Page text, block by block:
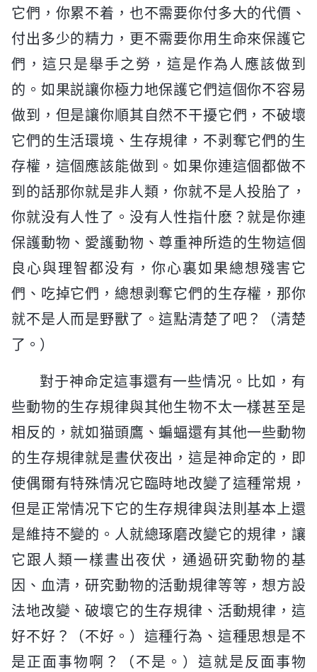
它們，你累不着，也不需要你付多大的代價、
付出多少的精力，更不需要你用生命來保護它
們，這只是舉手之勞，這是作為人應該做到
的。如果説讓你極力地保護它們這個你不容易
做到，但是讓你順其自然不干擾它們，不破壞
它們的生活環境、生存規律，不剥奪它們的生
存權，這個應該能做到。如果你連這個都做不
到的話那你就是非人類，你就不是人投胎了，
你就没有人性了。没有人性指什麽？就是你連
保護動物、愛護動物、尊重神所造的生物這個
良心與理智都没有，你心裏如果總想殘害它
們、吃掉它們，總想剥奪它們的生存權，那你
就不是人而是野獸了。這點清楚了吧？（清楚
了。）
對于神命定這事還有一些情况。比如，有
些動物的生存規律與其他生物不太一樣甚至是
相反的，就如猫頭鷹、蝙蝠還有其他一些動物
的生存規律就是晝伏夜出，這是神命定的，即
使偶爾有特殊情况它臨時地改變了這種常規，
但是正常情况下它的生存規律與法則基本上還
是維持不變的。人就總琢磨改變它的規律，讓
它跟人類一樣晝出夜伏，通過研究動物的基
因、血清，研究動物的活動規律等等，想方設
法地改變、破壞它的生存規律、活動規律，這
好不好？（不好。）這種行為、這種思想是不
是正面事物啊？（不是。）這就是反面事物